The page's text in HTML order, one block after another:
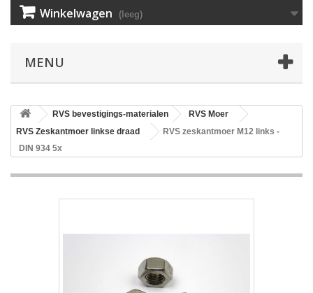
Winkelwagen (leeg)
MENU
RVS bevestigings-materialen
RVS Moer
RVS Zeskantmoer linkse draad
RVS zeskantmoer M12 links -
DIN 934 5x